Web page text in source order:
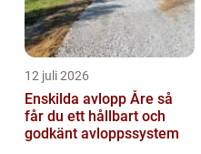
12 juli 2026
Enskilda avlopp Åre så
får du ett hållbart och
godkänt avloppssystem